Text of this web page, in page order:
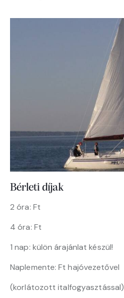
Bérleti díjak
2 óra: Ft
4 óra: Ft
1 nap: külön árajánlat készül!
Naplemente: Ft hajóvezetővel
(korlátozott italfogyasztással)